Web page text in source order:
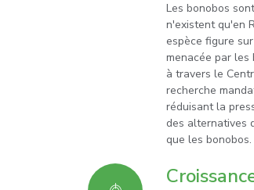
Les bonobos
n'existent qu'en
espèce figure
menacée par les
à travers le
recherche
réduisant la
des alternatives
que les bonobos.